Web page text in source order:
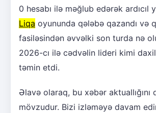
0 hesabı ilə məğlub edərək ardıcıl
Liqa oyununda qələbə qazandı və
fasiləsindən əvvəlki son turda nə
2026-cı ilə cədvəlin lideri kimi daxil
təmin etdi.
Əlavə olaraq, bu xəbər aktuallığını
mövzudur. Bizi izləməyə davam